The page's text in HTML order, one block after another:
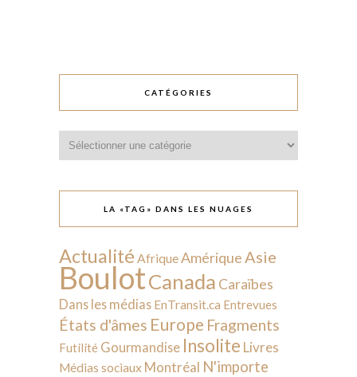
CATÉGORIES
LA «TAG» DANS LES NUAGES
Actualité AfriqueAmériqueAsie
BoulotCanada Caraïbes
Dans les médias EnTransit.ca Entrevues
États d'âmes Europe Fragments
Futilité Gourmandise Insolite Livres
Médias sociaux Montréal N'importe